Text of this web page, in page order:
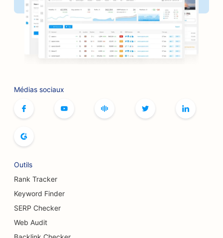
SEO pour les salons de coiffure
SEO pour les banques
SEO pour les librairies
Référencement pour les services de Botox et de
SEO pour les bowlings
SEO pour les brasseries
mammaire
Médias sociaux
Outils
Rank Tracker
Keyword Finder
SERP Checker
Web Audit